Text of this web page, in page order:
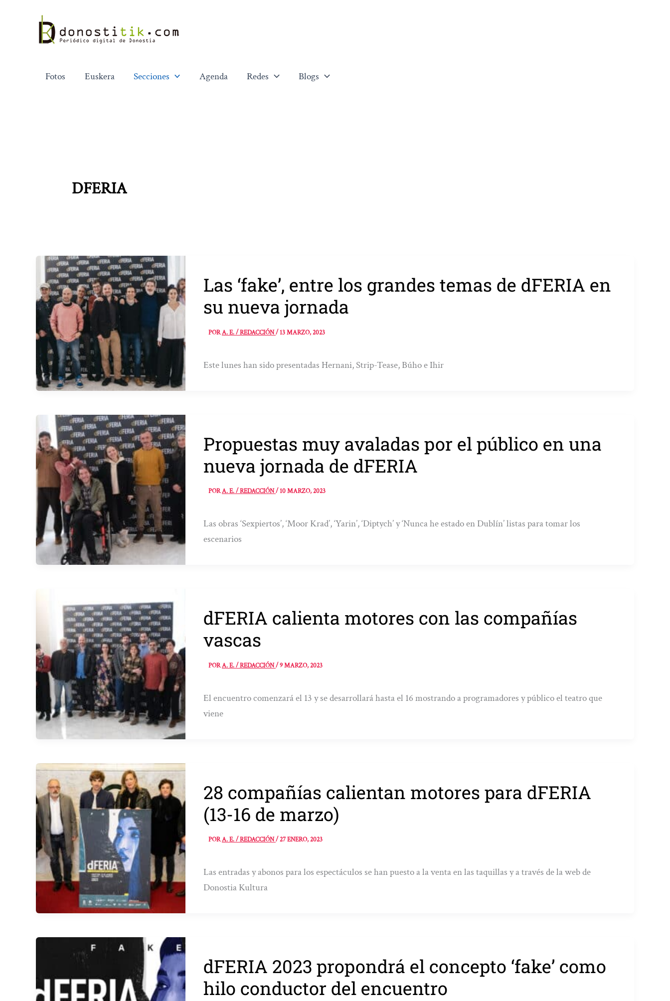
contenido
Fotos Euskera Secciones Agenda Redes Blogs
DFERIA
Las ‘fake’, entre los grandes temas de dFERIA en
su nueva jornada
PORA. E. / REDACCIÓN/13 MARZO, 2023
Este lunes han sido presentadas Hernani, Strip-Tease, Búho e Ihir
Propuestas muy avaladas por el público en una
nueva jornada de dFERIA
PORA. E. / REDACCIÓN/10 MARZO, 2023
Las obras ‘Sexpiertos’, ‘Moor Krad’, ‘Yarin’, ‘Diptych’ y ‘Nunca he estado en Dublín’ listas para tomar los
escenarios
dFERIA calienta motores con las compañías
vascas
PORA. E. / REDACCIÓN/9 MARZO, 2023
El encuentro comenzará el 13 y se desarrollará hasta el 16 mostrando a programadores y público el teatro que
viene
28 compañías calientan motores para dFERIA
(13-16 de marzo)
PORA. E. / REDACCIÓN/27 ENERO, 2023
Las entradas y abonos para los espectáculos se han puesto a la venta en las taquillas y a través de la web de
Donostia Kultura
dFERIA 2023 propondrá el concepto ‘fake’ como
hilo conductor del encuentro